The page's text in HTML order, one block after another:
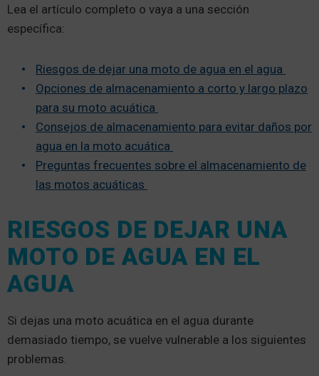
Lea el artículo completo o vaya a una sección
específica:
Riesgos de dejar una moto de agua en el agua
Opciones de almacenamiento a corto y largo plazo
para su moto acuática
Consejos de almacenamiento para evitar daños por
agua en la moto acuática
Preguntas frecuentes sobre el almacenamiento de
las motos acuáticas
RIESGOS DE DEJAR UNA
MOTO DE AGUA EN EL
AGUA
Si dejas una moto acuática en el agua durante
demasiado tiempo, se vuelve vulnerable a los siguientes
problemas.